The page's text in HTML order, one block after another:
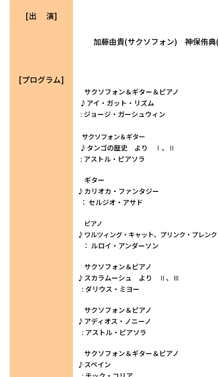
[出 演]
加藤由貴(サクソフォン) 神保侑
[プログラム]
サクソフォン＆ギター＆ピアノ
♪アイ・ガット・リズム
: ジョージ・ガーシュウィン
サクソフォン＆ギター
♪タンゴの歴史 より Ⅰ、Ⅱ
: アストル・ピアソラ
ギター
♪カリオカ・ファンタジー
： セルジオ・アサド
ピアノ
♪ ワルツィング・キャット、プリンク・プレン
： ルロイ・アンダーソン
サクソフォン＆ピアノ
♪スカラムーシュ より Ⅱ、Ⅲ
: ダリウス・ミヨー
サクソフォン＆ピアノ
♪アディオス・ノニーノ
: アストル・ピアソラ
サクソフォン＆ギター＆ピアノ
♪スペイン